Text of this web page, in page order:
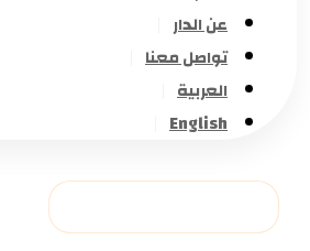
عن الدار
تواصل معنا
العربية
English